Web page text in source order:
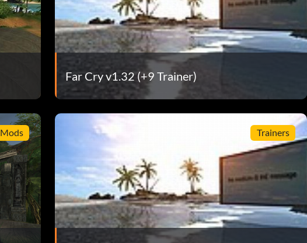
Far Cry v1.32 (+9 Trainer)
Mods Trainers